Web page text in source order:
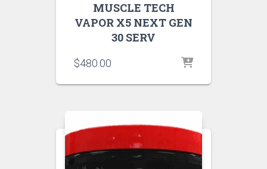
MUSCLE TECH
VAPOR X5 NEXT GEN
30 SERV
$480.00